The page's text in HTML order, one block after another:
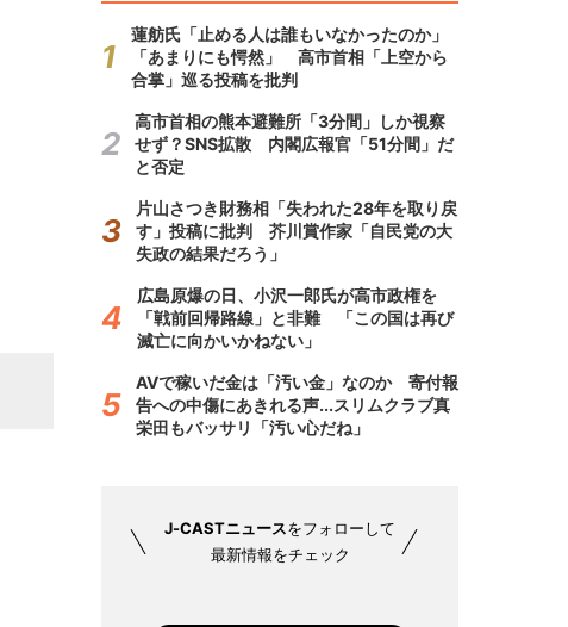
蓮舫氏「止める人は誰もいなかったのか」
「あまりにも愕然」 高市首相「上空から
合掌」巡る投稿を批判
高市首相の熊本避難所「3分間」しか視察
せず？SNS拡散 内閣広報官「51分間」だ
と否定
片山さつき財務相「失われた28年を取り戻
す」投稿に批判 芥川賞作家「自民党の大
失政の結果だろう」
広島原爆の日、小沢一郎氏が高市政権を
「戦前回帰路線」と非難 「この国は再び
滅亡に向かいかねない」
AVで稼いだ金は「汚い金」なのか 寄付報
告への中傷にあきれる声...スリムクラブ真
栄田もバッサリ「汚い心だね」
J-CASTニュースをフォローして
最新情報をチェック